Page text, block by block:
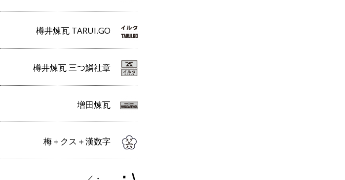
樽井煉瓦 TARUI.GO
樽井煉瓦 三つ鱗社章
増田煉瓦
梅＋クス＋漢数字